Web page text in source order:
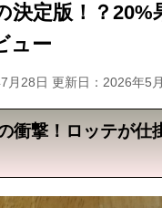
決定版！？20%
ュー
月28日 更新日： 2026年5
衝撃！ロッテが仕